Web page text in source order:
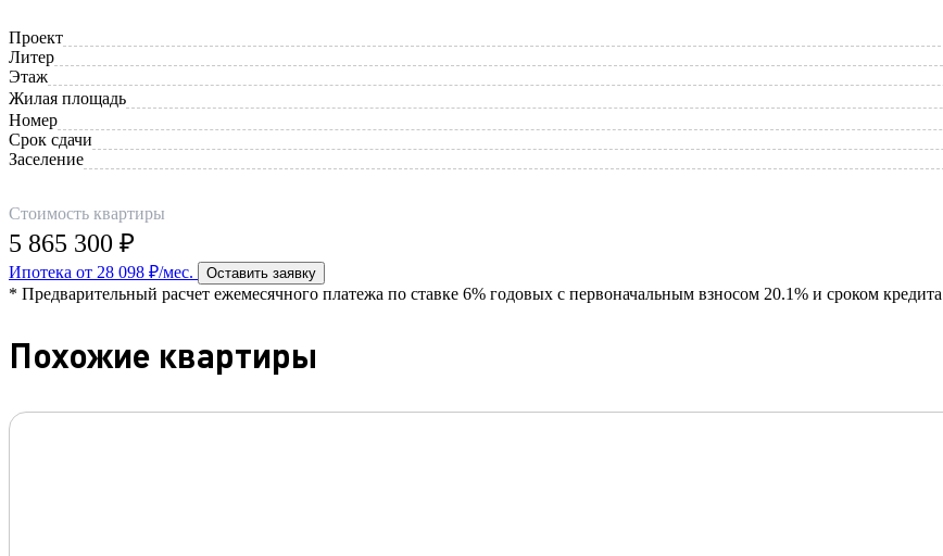
Проект
Литер
Этаж
Жилая площадь
Номер
Срок сдачи
Заселение
Стоимость квартиры
5 865 300 ₽
Ипотека от 28 098 ₽/мес. Оставить заявку
* Предварительный расчет ежемесячного платежа по ставке 6% годовых с первоначальным взносом 20.1% и сроком кредита
Похожие квартиры